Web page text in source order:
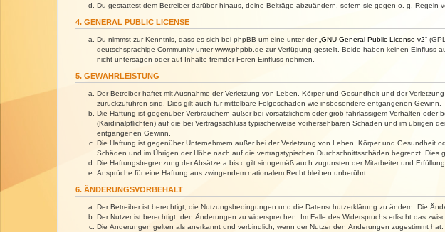
Du gestattest dem Betreiber darüber hinaus, deine Beiträge abzuändern, sofern sie gegen o. g. Regeln
4. GENERAL PUBLIC LICENSE
Du nimmst zur Kenntnis, dass es sich bei phpBB um eine unter der „ GNU General Public License v2“
deutschsprachige Community unter www.phpbb.de zur Verfügung gestellt. Beide haben keinen Einfluss
nicht untersagen oder auf Inhalte fremder Foren Einfluss nehmen.
5. GEWÄHRLEISTUNG
Der Betreiber haftet mit Ausnahme der Verletzung von Leben, Körper und Gesundheit und der
zurückzuführen sind. Dies gilt auch für mittelbare Folgeschäden wie insbesondere entgangenen Gewinn.
Die Haftung ist gegenüber Verbrauchern außer bei vorsätzlichem oder grob fahrlässigem Verhalten
(Kardinalpflichten) auf die bei Vertragsschluss typischerweise vorhersehbaren Schäden und im übrigen
entgangenen Gewinn.
Die Haftung ist gegenüber Unternehmern außer bei der Verletzung von Leben, Körper und Gesundheit
Schäden und im Übrigen der Höhe nach auf die vertragstypischen Durchschnittsschäden begrenzt.
Die Haftungsbegrenzung der Absätze a bis c gilt sinngemäß auch zugunsten der Mitarbeiter und
Ansprüche für eine Haftung aus zwingendem nationalem Recht bleiben unberührt.
6. ÄNDERUNGSVORBEHALT
Der Betreiber ist berechtigt, die Nutzungsbedingungen und die Datenschutzerklärung zu ändern. Die
Der Nutzer ist berechtigt, den Änderungen zu widersprechen. Im Falle des Widerspruchs erlischt das
Die Änderungen gelten als anerkannt und verbindlich, wenn der Nutzer den Änderungen zugestimmt hat.